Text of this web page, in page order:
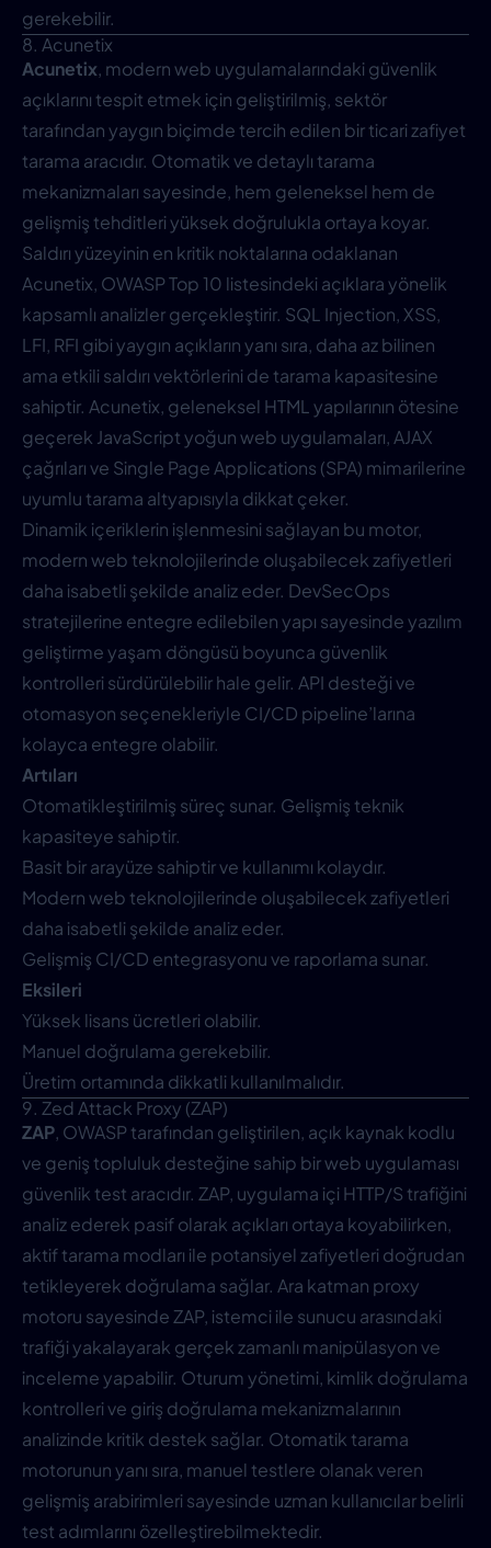
gerekebilir.
8. Acunetix
Acunetix, modern web uygulamalarındaki güvenlik
açıklarını tespit etmek için geliştirilmiş, sektör
tarafından yaygın biçimde tercih edilen bir ticari zafiyet
tarama aracıdır. Otomatik ve detaylı tarama
mekanizmaları sayesinde, hem geleneksel hem de
gelişmiş tehditleri yüksek doğrulukla ortaya koyar.
Saldırı yüzeyinin en kritik noktalarına odaklanan
Acunetix, OWASP Top 10 listesindeki açıklara yönelik
kapsamlı analizler gerçekleştirir. SQL Injection, XSS,
LFI, RFI gibi yaygın açıkların yanı sıra, daha az bilinen
ama etkili saldırı vektörlerini de tarama kapasitesine
sahiptir. Acunetix, geleneksel HTML yapılarının ötesine
geçerek JavaScript yoğun web uygulamaları, AJAX
çağrıları ve Single Page Applications (SPA) mimarilerine
uyumlu tarama altyapısıyla dikkat çeker.
Dinamik içeriklerin işlenmesini sağlayan bu motor,
modern web teknolojilerinde oluşabilecek zafiyetleri
daha isabetli şekilde analiz eder. DevSecOps
stratejilerine entegre edilebilen yapı sayesinde yazılım
geliştirme yaşam döngüsü boyunca güvenlik
kontrolleri sürdürülebilir hale gelir. API desteği ve
otomasyon seçenekleriyle CI/CD pipeline’larına
kolayca entegre olabilir.
Artıları
Otomatikleştirilmiş süreç sunar. Gelişmiş teknik
kapasiteye sahiptir.
Basit bir arayüze sahiptir ve kullanımı kolaydır.
Modern web teknolojilerinde oluşabilecek zafiyetleri
daha isabetli şekilde analiz eder.
Gelişmiş CI/CD entegrasyonu ve raporlama sunar.
Eksileri
Yüksek lisans ücretleri olabilir.
Manuel doğrulama gerekebilir.
Üretim ortamında dikkatli kullanılmalıdır.
9. Zed Attack Proxy (ZAP)
ZAP, OWASP tarafından geliştirilen, açık kaynak kodlu
ve geniş topluluk desteğine sahip bir web uygulaması
güvenlik test aracıdır. ZAP, uygulama içi HTTP/S trafiğini
analiz ederek pasif olarak açıkları ortaya koyabilirken,
aktif tarama modları ile potansiyel zafiyetleri doğrudan
tetikleyerek doğrulama sağlar. Ara katman proxy
motoru sayesinde ZAP, istemci ile sunucu arasındaki
trafiği yakalayarak gerçek zamanlı manipülasyon ve
inceleme yapabilir. Oturum yönetimi, kimlik doğrulama
kontrolleri ve giriş doğrulama mekanizmalarının
analizinde kritik destek sağlar. Otomatik tarama
motorunun yanı sıra, manuel testlere olanak veren
gelişmiş arabirimleri sayesinde uzman kullanıcılar belirli
test adımlarını özelleştirebilmektedir.